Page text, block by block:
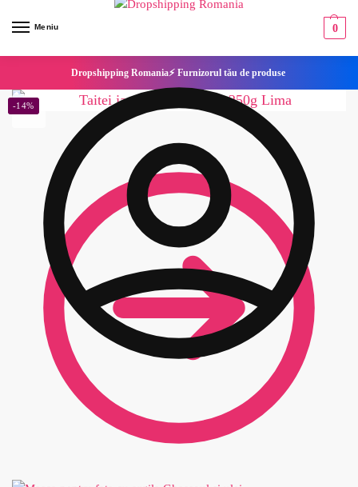
Meniu 0
Dropshipping Romania⚡ Furnizorul tău de produse
-14%